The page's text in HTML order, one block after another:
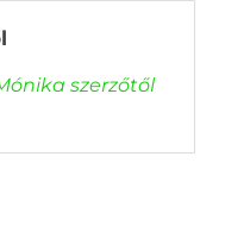
szerzőtől